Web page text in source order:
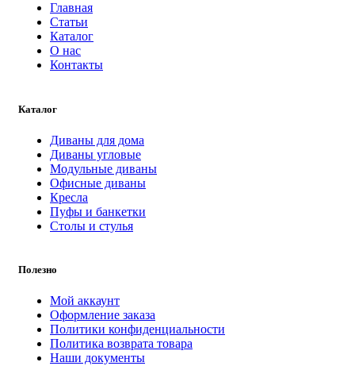
Главная
Статьи
Каталог
О нас
Контакты
Каталог
Диваны для дома
Диваны угловые
Модульные диваны
Офисные диваны
Кресла
Пуфы и банкетки
Столы и стулья
Полезно
Мой аккаунт
Оформление заказа
Политики конфиденциальности
Политика возврата товара
Наши документы